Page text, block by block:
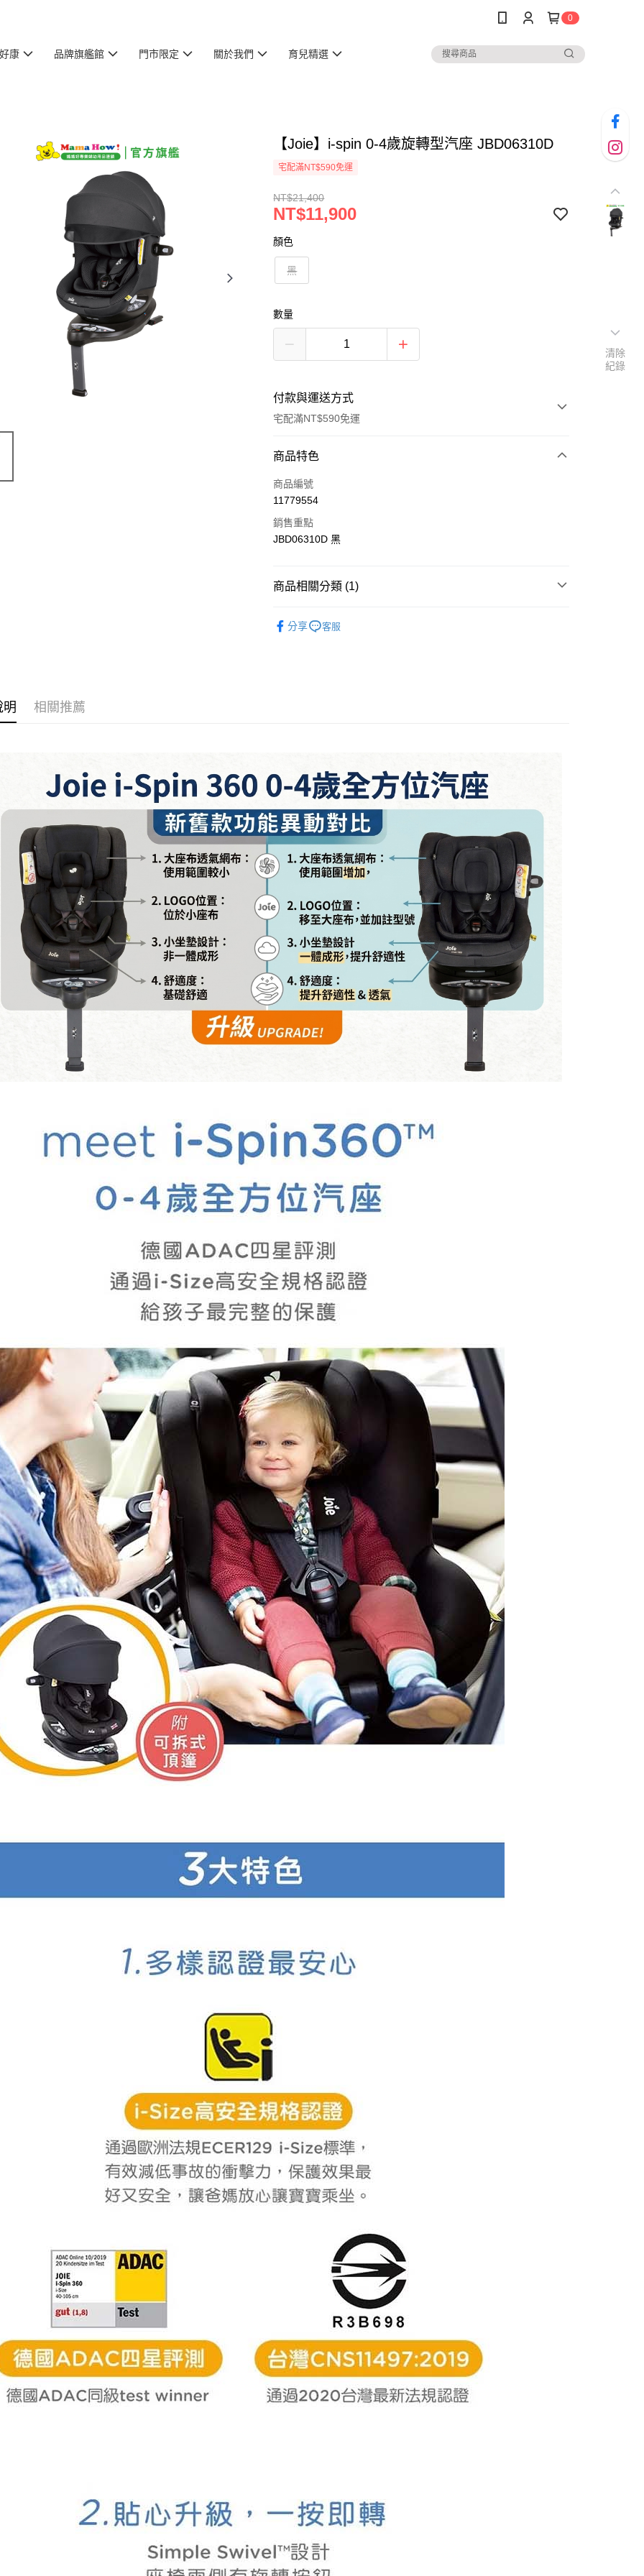
0
康 品牌旗艦館 門市限定 關於我們 育兒精選
【Joie】i-spin 0-4歲旋轉型汽座 JBD06310D
宅配滿NT$590免運
NT$21,400
NT$11,900
顏色
黑
數量
付款與運送方式
宅配滿NT$590免運
付款方式
信用卡一次付款
Apple Pay
悠遊付
１．於結帳方式選擇「AFTEE先享後付」後，將跳轉至「AFTEE先享後
付」結帳頁面，進行簡訊認證並確認金額後，即可完成結帳。
２．訂單成立數日內，您將收到繳費通知簡訊。
３．收到繳費通知簡訊後14天內，點擊此簡訊中的連結，可透過四大超商
／ATM／網路銀行／等多元方式進行付款，方視為交易完成。
※ 請注意：結帳手續完成當下不需立刻繳費，但若您需要取消訂單，請聯
絡購買商品的店家。未經商家同意取消之訂單仍視為有效，需透過AFTEE
先享後付繳納相關費用。
※ 交易是否成功請以「AFTEE先享後付 」之結帳頁面顯示為準，若有關於
是否繳費成功／繳費後需取消欲退款等相關疑問，請聯繫「AFTEE先享後
付客戶支援中心」https://netprotections.freshdesk.com/support/home
１．透過由恩沛科技股份有限公司提供之「AFTEE先享後付」服務完成之
交易，需依本服務之必要範圍內提供個人資料，並將交易相關給付款項請
求債權轉讓予恩沛科技股份有限公司。
２．關於個人資料處理事宜，請瀏覽以下網址：
https://aftee.tw/terms/#terms3
３．未成年的使用者請事先徵得法定代理人或監護人之同意方可使用
「AFTEE先享後付」，若未經同意申辦者引起之損失，本公司不負相關責
任。
４．使用「AFTEE先享後付」時，將依據個別帳號之用戶狀況，依本公司
即時審查核予不同之上限額度；若仍有額度不足之情形，本公司將視審查
每筆NT$100，滿NT$590(含以上)免運費
離島宅配
每筆NT$150，滿NT$890(含以上)免運費
商品特色
商品編號
11779554
銷售重點
JBD06310D 黑
商品相關分類 (1)
分享
客服
明 相關推薦
清除
紀錄